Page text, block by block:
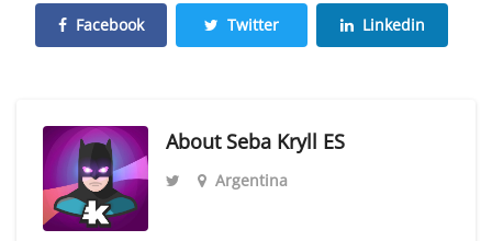
Facebook Twitter Linkedin
About Seba Kryll ES
Argentina